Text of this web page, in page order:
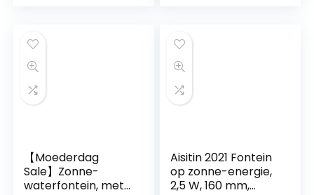
aquarium
【Moederdag
Sale】Zonne-
waterfontein, met
Aisitin 2021 Fontein
op zonne-energie,
2,5 W, 160 mm,